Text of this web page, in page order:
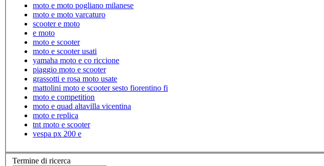
moto e moto pogliano milanese
moto e moto varcaturo
scooter e moto
e moto
moto e scooter
moto e scooter usati
yamaha moto e co riccione
piaggio moto e scooter
grassotti e rosa moto usate
mattolini moto e scooter sesto fiorentino fi
moto e competition
moto e quad altavilla vicentina
moto e replica
tnt moto e scooter
vespa px 200 e
Termine di ricerca